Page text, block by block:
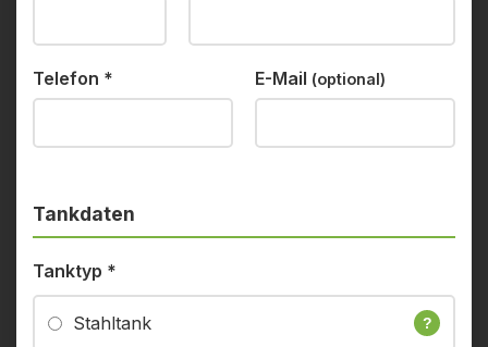
Telefon * E-Mail (optional)
Tankdaten
Tanktyp *
Stahltank ?